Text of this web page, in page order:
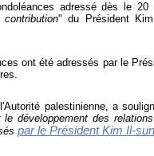
adressé dès le 20
contribution" du Président
ont été adressés par le
palestinienne, a
développement des
par le Président Kim Il-